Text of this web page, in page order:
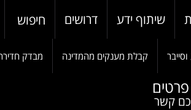
שיתוף ידע דרושים חיפוש
קבלת מענקים מהמדינה מבדק
קשר